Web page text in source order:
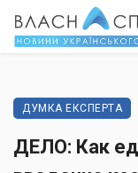
ДУМКА ЕКСПЕРТА
ДЕЛО: Как